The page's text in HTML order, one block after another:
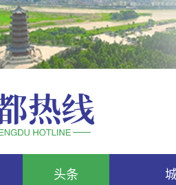
头条